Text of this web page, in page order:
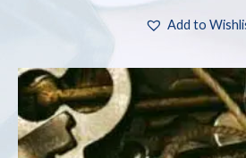
Add to